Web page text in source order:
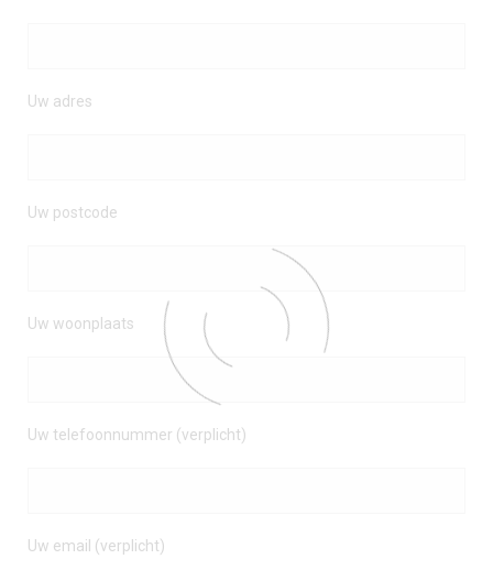
Uw adres
Uw postcode
Uw woonplaats
Uw telefoonnummer (verplicht)
Uw email (verplicht)